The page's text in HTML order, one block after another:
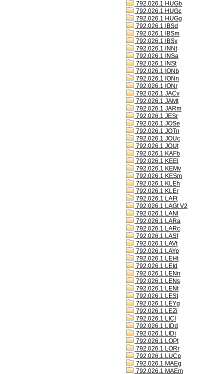
792.026.1 HUGb
792.026.1 HUGc
792.026.1 HUGg
792.026.1 IBSd
792.026.1 IBSm
792.026.1 IBSv
792.026.1 INNt
792.026.1 INSa
792.026.1 INSt
792.026.1 IONb
792.026.1 IONn
792.026.1 IONr
792.026.1 JACv
792.026.1 JAMt
792.026.1 JARm
792.026.1 JESr
792.026.1 JOSe
792.026.1 JOTn
792.026.1 JOUc
792.026.1 JOUt
792.026.1 KAFb
792.026.1 KEEl
792.026.1 KEMv
792.026.1 KESm
792.026.1 KLEh
792.026.1 KLEr
792.026.1 LAFt
792.026.1 LAGt V2
792.026.1 LANl
792.026.1 LARa
792.026.1 LARc
792.026.1 LASf
792.026.1 LAVt
792.026.1 LAYp
792.026.1 LEHt
792.026.1 LEId
792.026.1 LENn
792.026.1 LENs
792.026.1 LENt
792.026.1 LESt
792.026.1 LEYg
792.026.1 LEZi
792.026.1 LICl
792.026.1 LIDd
792.026.1 LIDi
792.026.1 LOPt
792.026.1 LORr
792.026.1 LUCp
792.026.1 MAEg
792.026.1 MAEm